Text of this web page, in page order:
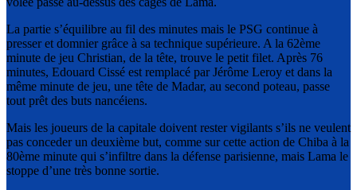
La partie s’équilibre au fil des minutes mais le PSG continue à
presser et domnier grâce à sa technique supérieure. A la 62ème
minute de jeu Christian, de la tête, trouve le petit filet. Après 76
minutes, Edouard Cissé est remplacé par Jérôme Leroy et dans la
même minute de jeu, une tête de Madar, au second poteau, passe
tout prêt des buts nancéiens.
Mais les joueurs de la capitale doivent rester vigilants s’ils ne veulent
pas conceder un deuxième but, comme sur cette action de Chiba à la
80ème minute qui s’infiltre dans la défense parisienne, mais Lama le
stoppe d’une très bonne sortie.